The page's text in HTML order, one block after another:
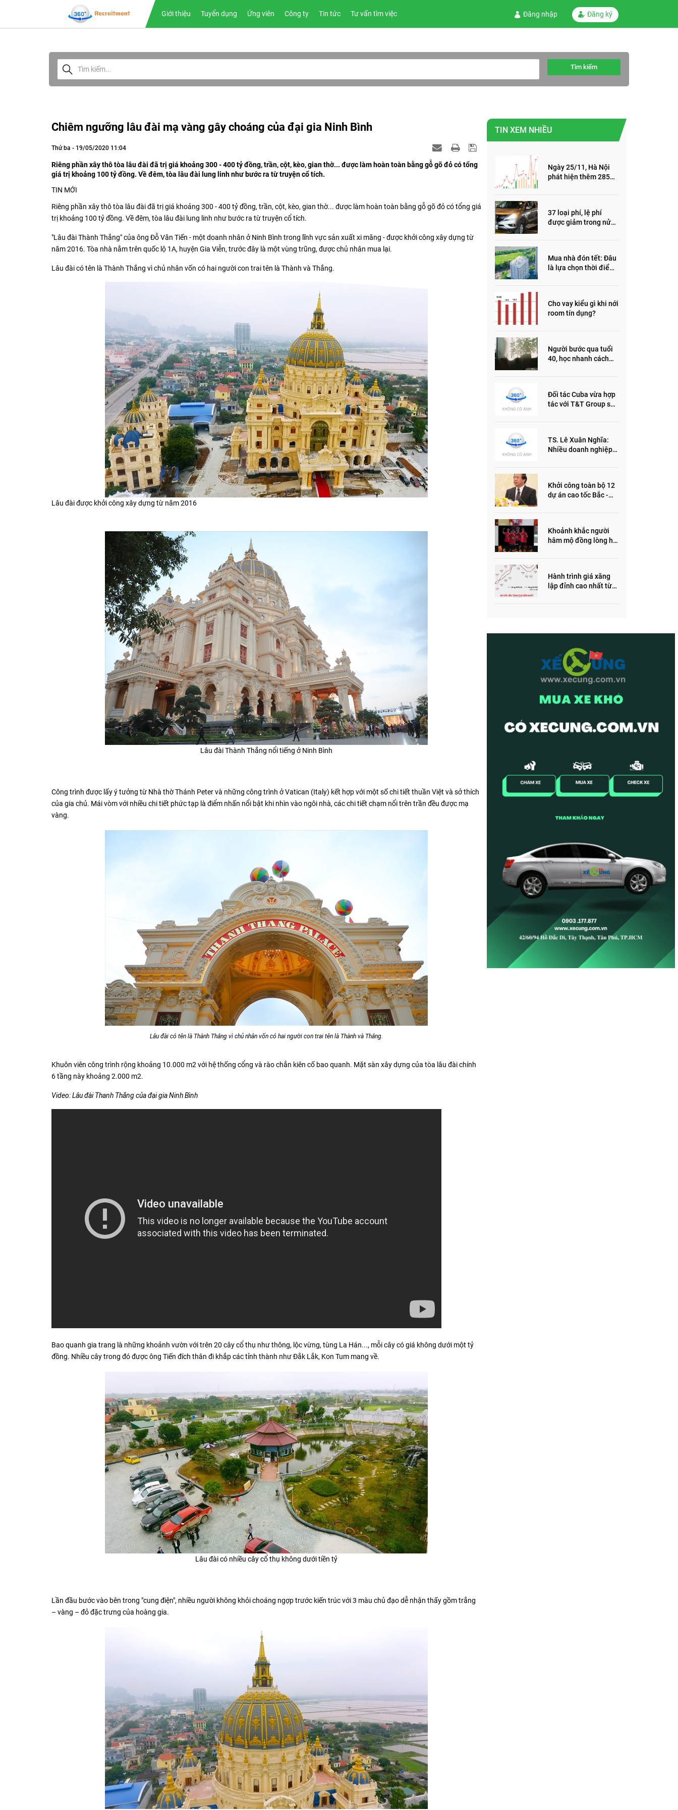
Giới thiệu Tuyển dụng Ứng viên Công ty Tin tức Tư vấn tìm việc Đăng nhập Đăng ký
Tìm kiếm
Chiêm ngưỡng lâu đài mạ vàng gây choáng của đại gia Ninh Bình
Thứ ba - 19/05/2020 11:04
Riêng phần xây thô tòa lâu đài đã trị giá khoảng 300 - 400 tỷ đồng, trần, cột, kèo, gian thờ... được làm hoàn toàn bằng gỗ gõ đỏ có tổng
giá trị khoảng 100 tỷ đồng. Về đêm, tòa lâu đài lung linh như bước ra từ truyện cổ tích.
TIN MỚI
Riêng phần xây thô tòa lâu đài đã trị giá khoảng 300 - 400 tỷ đồng, trần, cột, kèo, gian thờ... được làm hoàn toàn bằng gỗ gõ đỏ có tổng giá
trị khoảng 100 tỷ đồng. Về đêm, tòa lâu đài lung linh như bước ra từ truyện cổ tích.
"Lâu đài Thành Thắng" của ông Đỗ Văn Tiến - một doanh nhân ở Ninh Bình trong lĩnh vực sản xuất xi măng - được khởi công xây dựng từ
năm 2016. Tòa nhà nằm trên quốc lộ 1A, huyện Gia Viễn, trước đây là một vùng trũng, được chủ nhân mua lại.
Lâu đài có tên là Thành Thắng vì chủ nhân vốn có hai người con trai tên là Thành và Thắng.
Lâu đài được khởi công xây dựng từ năm 2016
Lâu đài Thành Thắng nổi tiếng ở Ninh Bình
Công trình được lấy ý tưởng từ Nhà thờ Thánh Peter và những công trình ở Vatican (Italy) kết hợp với một số chi tiết thuần Việt và sở thích
của gia chủ. Mái vòm với nhiều chi tiết phức tạp là điểm nhấn nổi bật khi nhìn vào ngôi nhà, các chi tiết chạm nổi trên trần đều được mạ
vàng.
Lâu đài có tên là Thành Thắng vì chủ nhân vốn có hai người con trai tên là Thành và Thắng.
Khuôn viên công trình rộng khoảng 10.000 m2 với hệ thống cổng và rào chắn kiên cố bao quanh. Mặt sàn xây dựng của tòa lâu đài chính
6 tầng này khoảng 2.000 m2.
Video: Lâu đài Thanh Thắng của đại gia Ninh Bình
Bao quanh gia trang là những khoảnh vườn với trên 20 cây cổ thụ như thông, lộc vừng, tùng La Hán..., mỗi cây có giá không dưới một tỷ
đồng. Nhiều cây trong đó được ông Tiến đích thân đi khắp các tỉnh thành như Đắk Lắk, Kon Tum mang về.
Lâu đài có nhiều cây cổ thụ không dưới tiền tỷ
Lần đầu bước vào bên trong "cung điện", nhiều người không khỏi choáng ngợp trước kiến trúc với 3 màu chủ đạo dễ nhận thấy gồm trắng
– vàng – đỏ đặc trưng của hoàng gia.
TIN XEM NHIỀU
Ngày 25/11, Hà Nội
phát hiện thêm 285
37 loại phí, lệ phí
được giảm trong nửa
Mua nhà đón tết: Đâu
là lựa chọn thời điểm
Cho vay kiểu gì khi nới
room tín dụng?
Người bước qua tuổi
40, học nhanh cách
Đối tác Cuba vừa hợp
tác với T&T Group sản
TS. Lê Xuân Nghĩa:
Nhiều doanh nghiệp
Khởi công toàn bộ 12
dự án cao tốc Bắc -
Khoảnh khắc người
hâm mộ đồng lòng hô
Hành trình giá xăng
lập đỉnh cao nhất từ